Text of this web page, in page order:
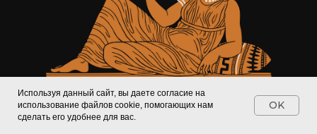
Используя данный сайт, вы даете согласие на
использование файлов cookie, помогающих нам
сделать его удобнее для вас.
OK
БОЖЕСТВЕННАЯ